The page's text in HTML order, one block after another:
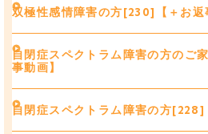
双極性感情障害の方[230]【＋お返
自閉症スペクトラム障害の方のご
事動画】
自閉症スペクトラム障害の方[228]